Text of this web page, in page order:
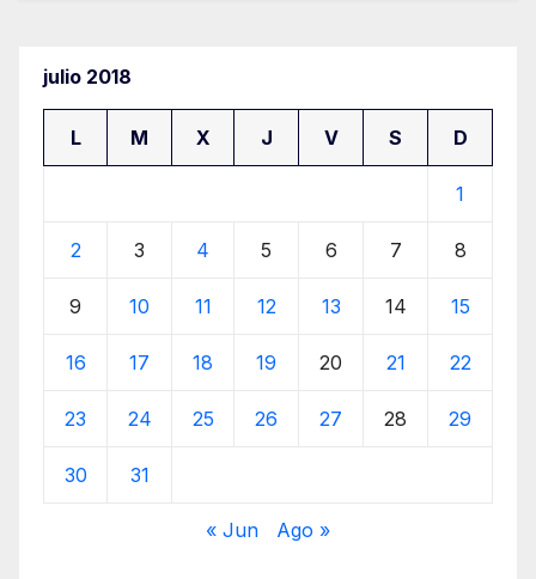
julio 2018
L M X J V S D
1
2 3 4 5 6 7 8
9 10 11 12 13 14 15
16 17 18 19 20 21 22
23 24 25 26 27 28 29
30 31
« Jun Ago »